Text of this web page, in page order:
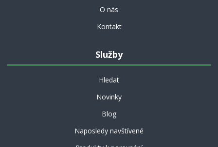
O nás
Kontakt
Služby
Hledat
Novinky
Blog
Naposledy navštívené